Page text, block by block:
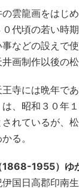
雲龍画をはじ
代頃の若い時
などの設えで
画制作以後の
王寺には晩年で
、昭和３０年
れているが、
る。
1868-1955）ゆ
国日高郡印南